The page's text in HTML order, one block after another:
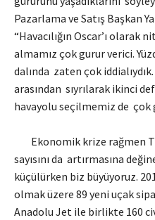
Pazarlama ve Satış Başkan
“Havacılığın Oscar’ı
almamız çok gurur verici.
dalında zaten çok
arasından sıyrılarak ikinci
havayolu seçilmemiz de çok
Ekonomik krize rağmen
sayısını da artırmasına
küçülürken biz büyüyoruz.
olmak üzere 89 yeni uçak
Anadolu Jet ile birlikte 160